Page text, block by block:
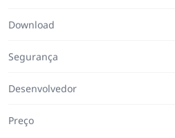
Download
Segurança
Desenvolvedor
Preço